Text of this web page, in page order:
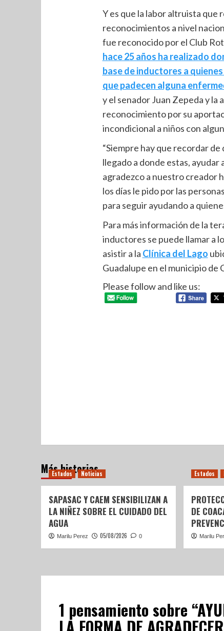
Y es que la labor altruista que
reconocimientos a nivel
fue reconocido por el Club
hace 25 años ha realizado
base de inductores a
que padecen alguna
y el senador Juan Zepeda y la
reconocimiento por su
incondicional a niños con
“Siempre hay que recordar
llegado a donde estas, ayudar
agradezco a nuestro creador
los días le pido por las
para seguir ayudando a
Para más información de la
inductores se puede llamar a
asistir a la Clínica del Lago
Guadalupe en el municipio de
Please follow and like us:
Más historias
Estados Noticias
SAPASAC Y CAEM SENSIBILIZAN A
LA NIÑEZ SOBRE EL CUIDADO DEL
AGUA
Marilu Perez 05/08/2026 0
Estados
DE
Marilu
1 pensamiento sobre “